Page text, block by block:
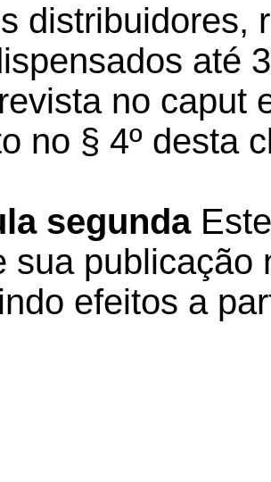
até
no caput
no § 4º desta
segunda
sua publicação
efeitos a